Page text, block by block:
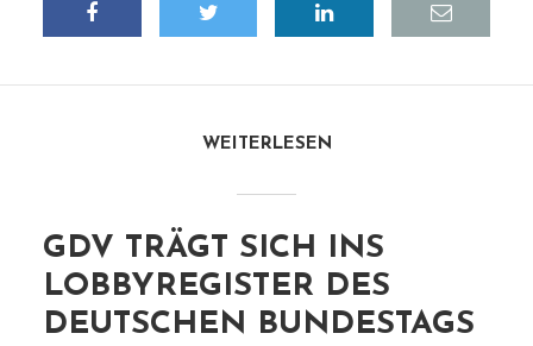
WEITERLESEN
GDV TRÄGT SICH INS
LOBBYREGISTER DES
DEUTSCHEN BUNDESTAGS